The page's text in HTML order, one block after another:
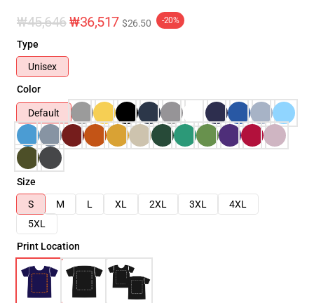
₩45,646₩36,517 $26.50 -20%
Type
Unisex
Color
Default
Size
S
M L XL 2XL 3XL
4XL
5XL
Print Location